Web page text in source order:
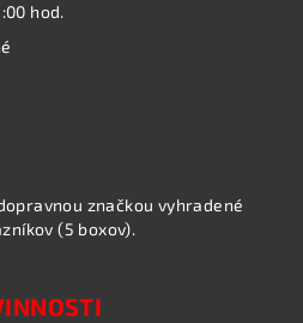
hod.
značkou vyhradené
(5 boxov).